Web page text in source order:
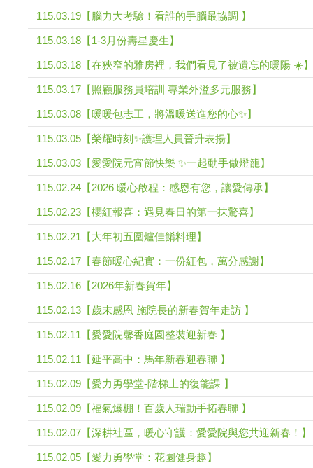
115.03.19【腦力大考驗！看誰的手腦最協調 】
115.03.18【1-3月份壽星慶生】
115.03.18【在狹窄的雅房裡，我們看見了被遺忘的暖陽 ☀️】
115.03.17【照顧服務員培訓 專業外溢多元服務】
115.03.08【暖暖包志工，將溫暖送進您的心✨】
115.03.05【榮耀時刻✨護理人員晉升表揚】
115.03.03【愛愛院元宵節快樂 ✨一起動手做燈籠】
115.02.24【2026 暖心啟程：感恩有您，讓愛傳承】
115.02.23【櫻紅報喜：遇見春日的第一抹驚喜】
115.02.21【大年初五圍爐佳餚料理】
115.02.17【春節暖心紀實：一份紅包，萬分感謝】
115.02.16【2026年新春賀年】
115.02.13【歲末感恩 施院長的新春賀年走訪 】
115.02.11【愛愛院馨香庭園整裝迎新春 】
115.02.11【延平高中：馬年新春迎春聯 】
115.02.09【愛力勇學堂-階梯上的復能課 】
115.02.09【福氣爆棚！百歲人瑞動手拓春聯 】
115.02.07【深耕社區，暖心守護：愛愛院與您共迎新春！】
115.02.05【愛力勇學堂：花園健身趣】